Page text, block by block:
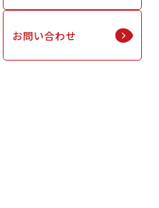
お問い合わせ